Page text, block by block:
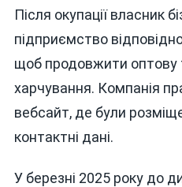
Після окупації власник
підприємство
щоб продовжити оптову
харчування. Компанія
вебсайт, де були
контактні дані.
У березні 2025 року до